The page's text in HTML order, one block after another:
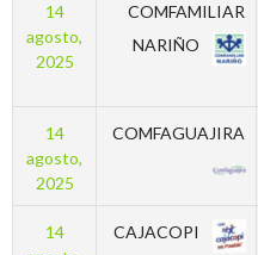
14
agosto,
2025
COMFAMILIAR
NARIÑO
14
agosto,
2025
COMFAGUAJIRA
14
CAJACOPI